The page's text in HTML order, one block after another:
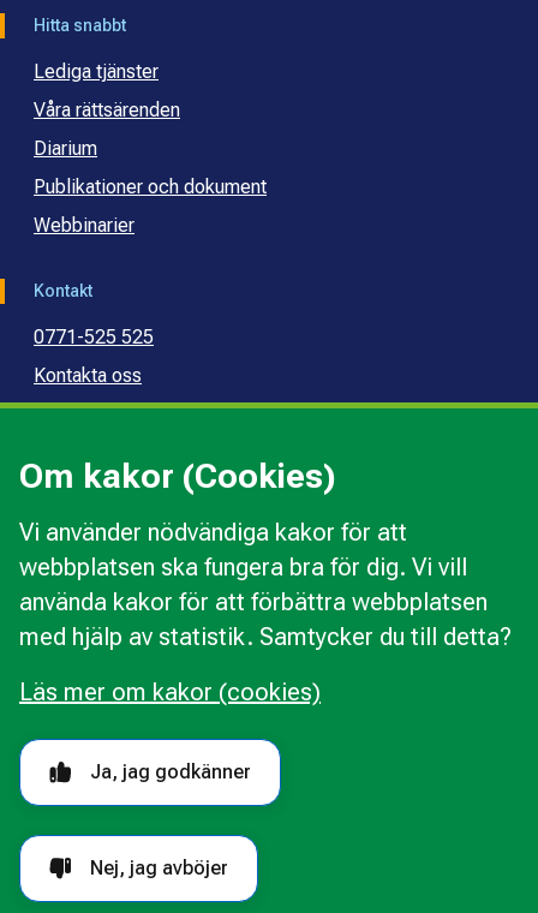
Om kakor (Cookies)
Vi använder nödvändiga kakor för att
webbplatsen ska fungera bra för dig. Vi vill
använda kakor för att förbättra webbplatsen
med hjälp av statistik. Samtycker du till detta?
Ja, jag godkänner
Nej, jag avböjer
Läs mer om kakor (cookies)
Hitta snabbt
Lediga tjänster
Våra rättsärenden
Diarium
Publikationer och dokument
Webbinarier
Kontakt
0771-525 525
Kontakta oss
Press
Kommunal budget- och skuldrådgivning
Om webbplatsen
Behandling av personuppgifter